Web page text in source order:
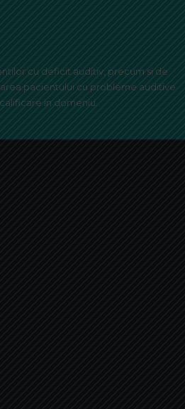
cu deficit auditiv, precum si de
pacientului cu probleme auditive
in domeniu.